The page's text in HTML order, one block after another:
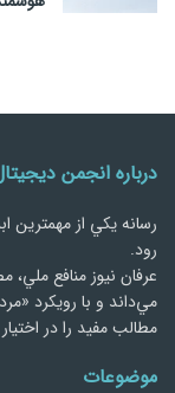
درباره انجمن
رسانه يكي از
رود.
عرفان نیوز منافع ملي،
مي‌داند و با رويكرد
مطالب مفید را در
موضوعات